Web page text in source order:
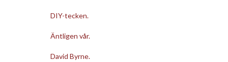
DIY-tecken.
Äntligen vår.
David Byrne.